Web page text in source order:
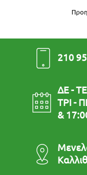
210
ΔΕ -
ΤΡΙ -
&